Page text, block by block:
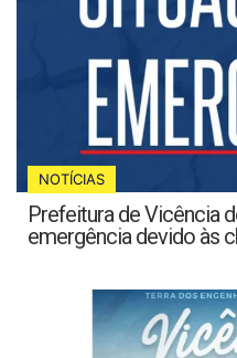
NOTÍCIAS
Prefeitura de Vicência
emergência devido às